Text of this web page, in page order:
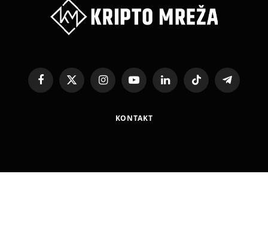
FacebookX
(Twitter)
InstagramYouTubeLinkedInTikTok Telegram
KONTAKT